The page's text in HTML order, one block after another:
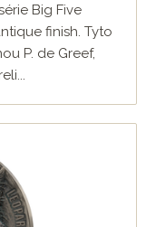
Big Five
finish. Tyto
P. de Greef,